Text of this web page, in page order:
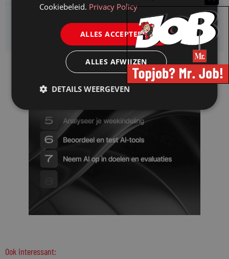
Jurist- secretaris
Ook interessant:
Cookiebeleid. Privacy Policy
ALLES ACCEPTEREN
ALLES AFWIJZEN
DETAILS WEERGEVEN